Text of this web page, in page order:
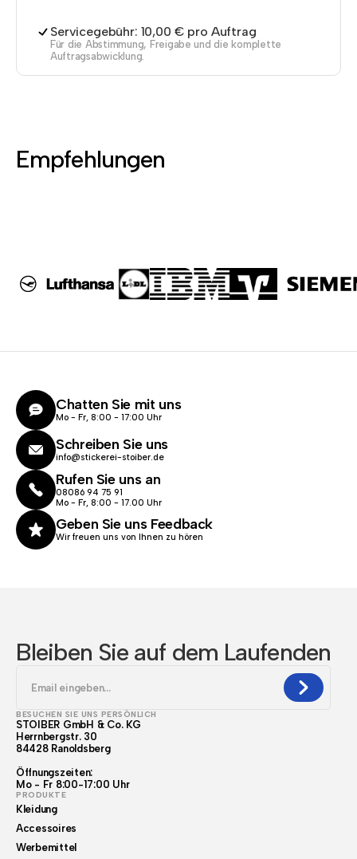
Servicegebühr: 10,00 € pro Auftrag
Für die Abstimmung, Freigabe und die komplette
Auftragsabwicklung.
Empfehlungen
Chatten Sie mit uns
Mo - Fr, 8:00 - 17:00 Uhr
Schreiben Sie uns
info@stickerei-stoiber.de
Rufen Sie uns an
08086 94 75 91
Mo - Fr, 8:00 - 17.00 Uhr
Geben Sie uns Feedback
Wir freuen uns von Ihnen zu hören
Bleiben Sie auf dem Laufenden
BESUCHEN SIE UNS PERSÖNLICH
STOIBER GmbH & Co. KG
Herrnbergstr. 30
84428 Ranoldsberg
Öffnungszeiten:
Mo - Fr 8:00-17:00 Uhr
PRODUKTE
Kleidung
Accessoires
Werbemittel